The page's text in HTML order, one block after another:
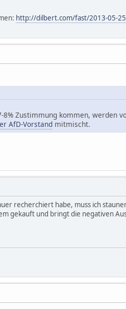
http://dilbert.com/fast/2013-05-
Zustimmung kommen, werden
AfD-Vorstand mitmischt.
recherchiert habe, muss ich
gekauft und bringt die negativen